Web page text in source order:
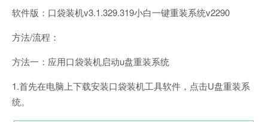
软件版：口袋装机v3.1.329.319小白一键重装系统v2290
方法/流程：
方法一：应用口袋装机启动u盘重装系统
1.首先在电脑上下载安装口袋装机工具软件，点击U盘重装系
统。